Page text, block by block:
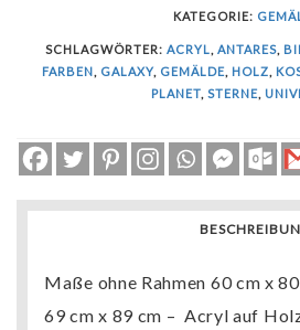
KATEGORIE:
SCHLAGWÖRTER: ACRYL, ANTARES,
FARBEN, GALAXY, GEMÄLDE, HOLZ,
PLANET, STERNE,
Maße ohne Rahmen 60 cm x
69 cm x 89 cm – Acryl auf